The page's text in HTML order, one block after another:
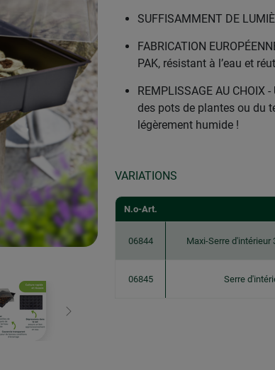
Continuer
SUFFISAMMENT DE
FABRICATION
PAK, résistant à l’eau et
REMPLISSAGE AU
des pots de plantes ou du
légèrement humide !
VARIATIONS
N.o-Art.
06844 Maxi-Serre d'intérieur
06845 Serre